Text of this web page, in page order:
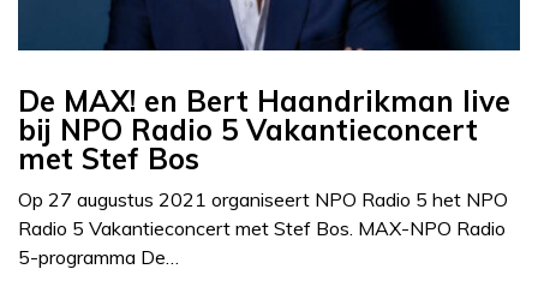
De MAX! en Bert Haandrikman live
bij NPO Radio 5 Vakantieconcert
met Stef Bos
Op 27 augustus 2021 organiseert NPO Radio 5 het NPO
Radio 5 Vakantieconcert met Stef Bos. MAX-NPO Radio
5-programma De…